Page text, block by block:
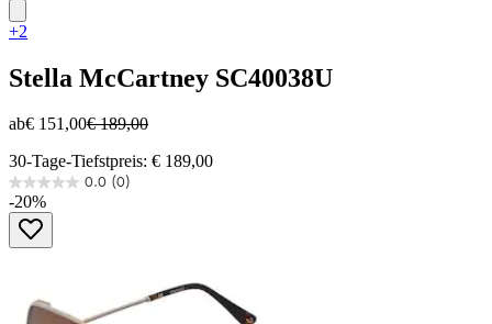
+2
Stella McCartney SC40038U
ab€ 151,00€ 189,00
30-Tage-Tiefstpreis: € 189,00
0.0 (0)
0.0
von
Sternen.
-20%